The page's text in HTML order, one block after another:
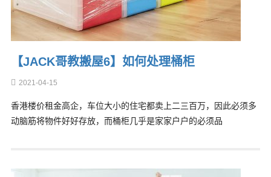
【JACK哥教搬屋6】如何处理桶柜
2021-04-15
香港楼价租金高企，车位大小的住宅都卖上二三百万，因此必须多
动脑筋将物件好好存放，而桶柜几乎是家家户户的必须品